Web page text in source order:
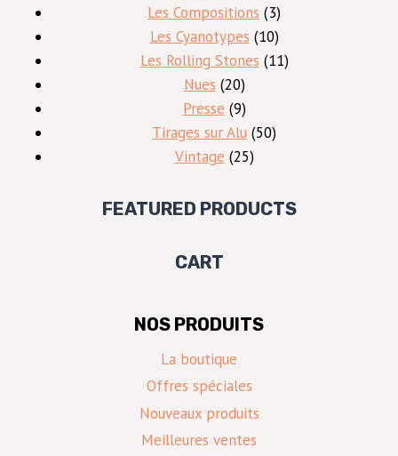
produits
Les Compositions 33
produits
Les Cyanotypes 1010
produits
Les Rolling Stones 1111
Nues 2020
produits
Presse 99
produits
Tirages sur Alu 5050
Vintage 2525
FEATURED PRODUCTS
CART
NOS PRODUITS
La boutique
Offres spéciales
Nouveaux produits
Meilleures ventes